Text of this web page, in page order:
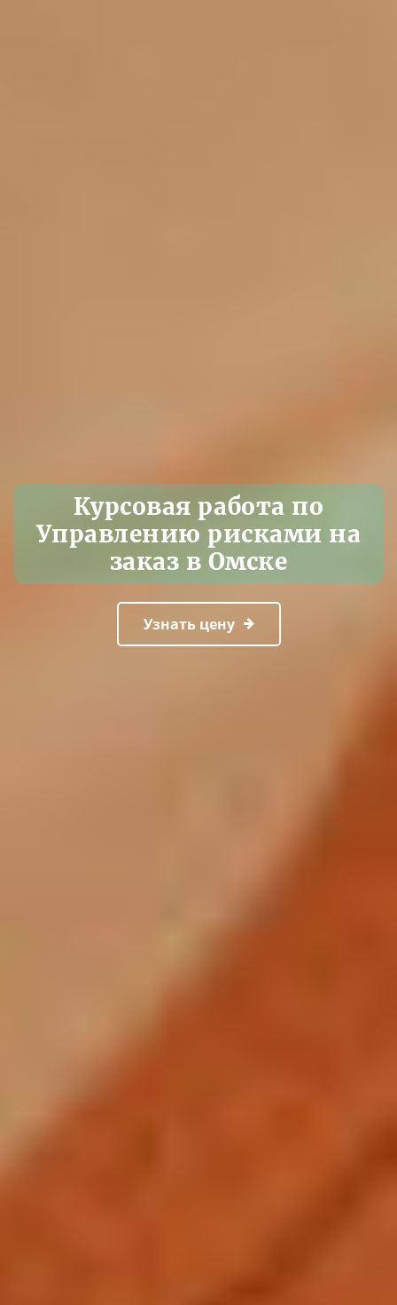
Курсовая работа по
Управлению рисками на
заказ в Омске
Узнать цену